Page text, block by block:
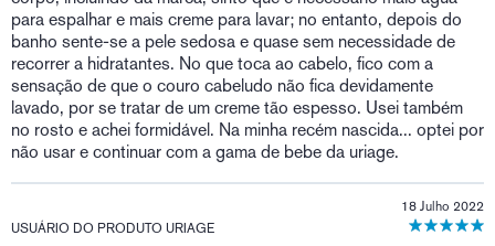
para espalhar e mais creme para lavar; no entanto, depois do
banho sente-se a pele sedosa e quase sem necessidade de
recorrer a hidratantes. No que toca ao cabelo, fico com a
sensação de que o couro cabeludo não fica devidamente
lavado, por se tratar de um creme tão espesso. Usei também
no rosto e achei formidável. Na minha recém nascida... optei por
não usar e continuar com a gama de bebe da uriage.
USUÁRIO DO PRODUTO URIAGE
18 Julho 2022